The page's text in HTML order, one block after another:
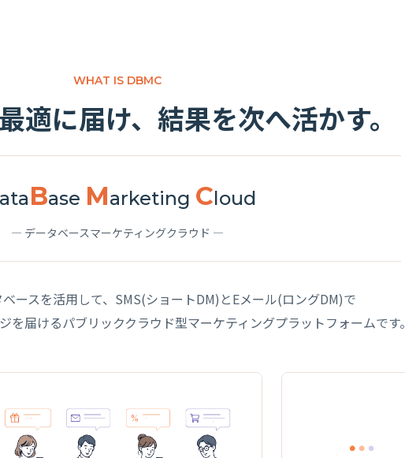
WHAT IS DBMC
適に届け、結果を次へ活かす。
ataBase Marketing Cloud
— データベースマーケティングクラウド —
ースを活用して、SMS(ショートDM)とEメール(ロングDM)で
を届けるパブリッククラウド型マーケティングプラットフォームです。